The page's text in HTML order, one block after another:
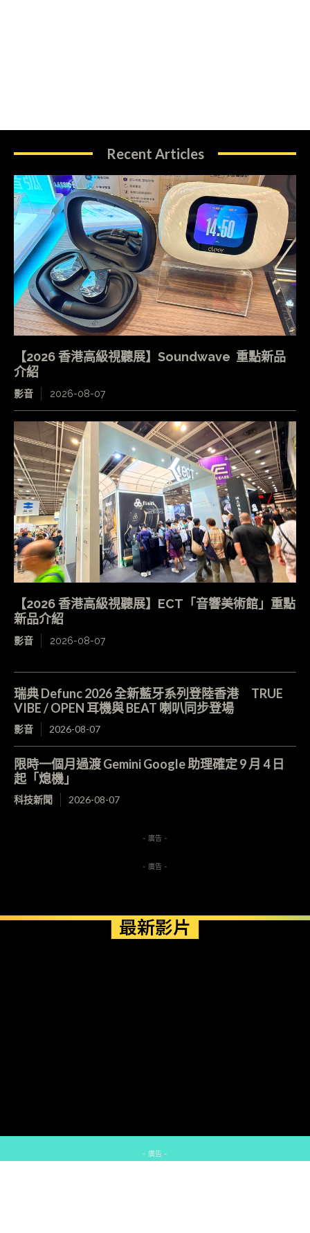
Recent Articles
【2026 香港高級視聽展】Soundwave 重點新品
介紹
影音 2026-08-07
【2026 香港高級視聽展】ECT「音響美術館」重點
新品介紹
影音 2026-08-07
瑞典 Defunc 2026 全新藍牙系列登陸香港 TRUE
VIBE / OPEN 耳機與 BEAT 喇叭同步登場
影音 2026-08-07
限時一個月過渡 Gemini Google 助理確定 9 月 4 日
起「熄機」
科技新聞 2026-08-07
- 廣告 -
- 廣告 -
最新影片
- 廣告 -